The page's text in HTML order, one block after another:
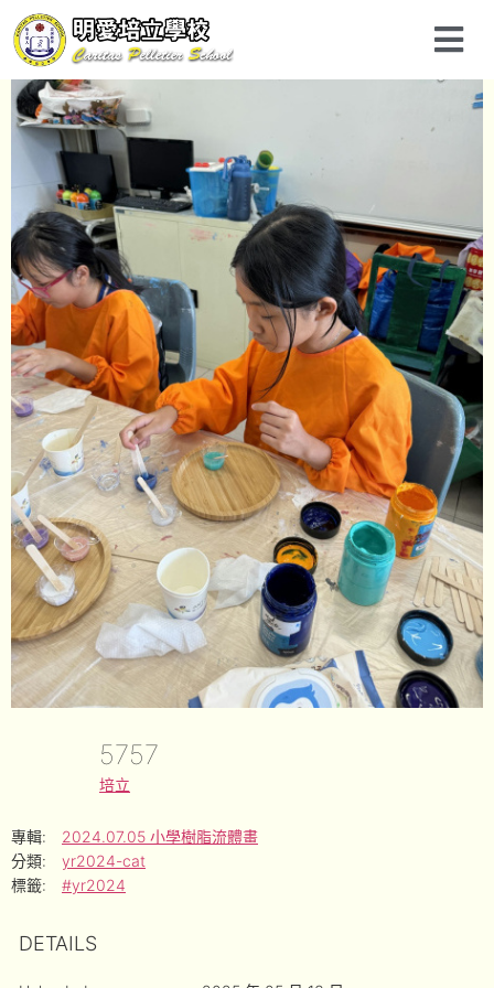
5757
培立
專輯:
2024.07.05 小學樹脂流體畫
分類:
yr2024-cat
標籤:
#yr2024
DETAILS